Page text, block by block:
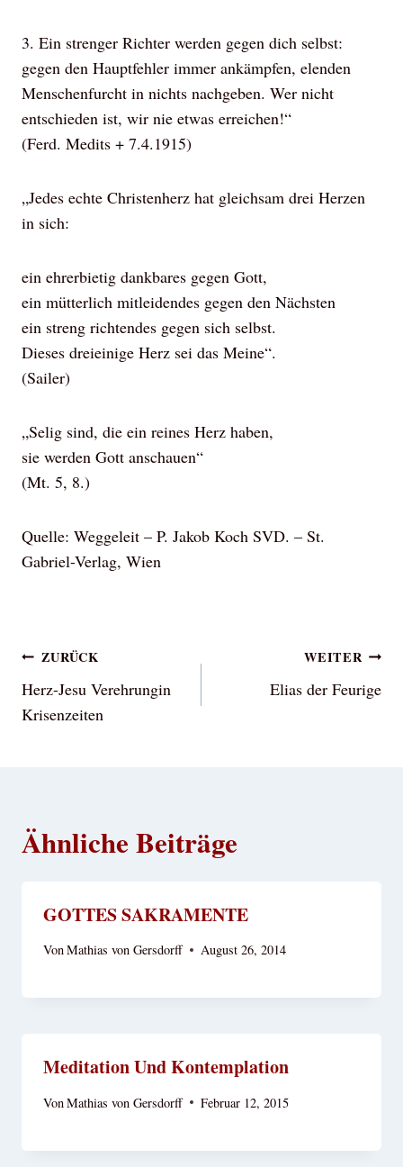
3. Ein strenger Richter werden gegen dich selbst:
gegen den Hauptfehler immer ankämpfen, elenden
Menschenfurcht in nichts nachgeben. Wer nicht
entschieden ist, wir nie etwas erreichen!“
(Ferd. Medits + 7.4.1915)
„Jedes echte Christenherz hat gleichsam drei Herzen
in sich:
ein ehrerbietig dankbares gegen Gott,
ein mütterlich mitleidendes gegen den Nächsten
ein streng richtendes gegen sich selbst.
Dieses dreieinige Herz sei das Meine“.
(Sailer)
„Selig sind, die ein reines Herz haben,
sie werden Gott anschauen“
(Mt. 5, 8.)
Quelle: Weggeleit – P. Jakob Koch SVD. – St.
Gabriel-Verlag, Wien
Beitragsnavigation
ZURÜCK
Herz-Jesu Verehrungin
Krisenzeiten
WEITER
Elias der Feurige
Ähnliche Beiträge
GOTTES SAKRAMENTE
VonMathias von Gersdorff August 26, 2014
Meditation Und Kontemplation
VonMathias von Gersdorff Februar 12, 2015